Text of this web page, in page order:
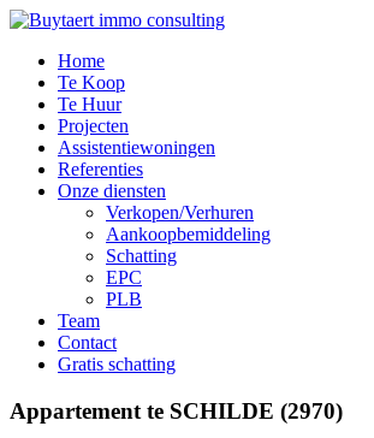
Home
Te Koop
Te Huur
Projecten
Assistentiewoningen
Referenties
Onze diensten
Verkopen/Verhuren
Aankoopbemiddeling
Schatting
EPC
PLB
Team
Contact
Gratis schatting
Appartement te SCHILDE (2970)